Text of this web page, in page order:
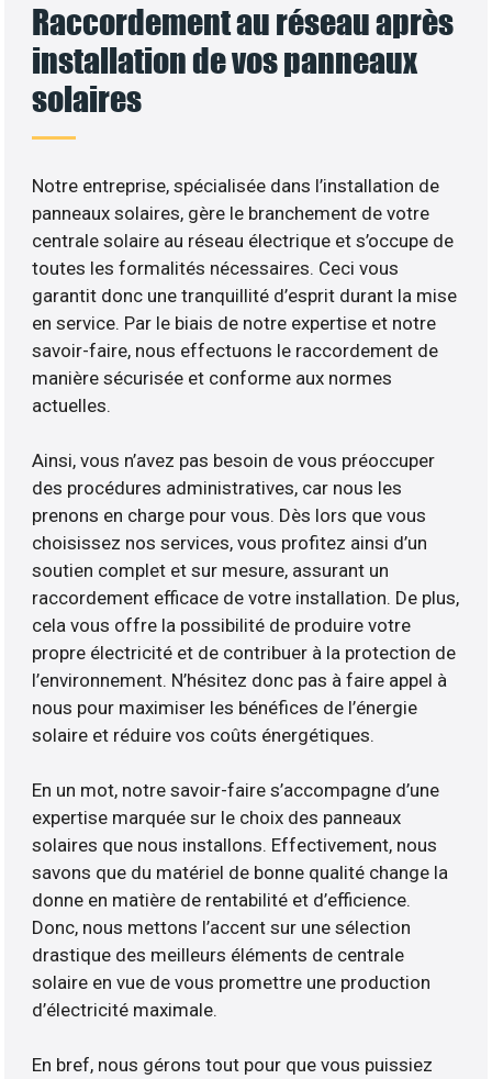
Raccordement au réseau après
installation de vos panneaux
solaires
Notre entreprise, spécialisée dans l’installation de
panneaux solaires, gère le branchement de votre
centrale solaire au réseau électrique et s’occupe de
toutes les formalités nécessaires. Ceci vous
garantit donc une tranquillité d’esprit durant la mise
en service. Par le biais de notre expertise et notre
savoir-faire, nous effectuons le raccordement de
manière sécurisée et conforme aux normes
actuelles.
Ainsi, vous n’avez pas besoin de vous préoccuper
des procédures administratives, car nous les
prenons en charge pour vous. Dès lors que vous
choisissez nos services, vous profitez ainsi d’un
soutien complet et sur mesure, assurant un
raccordement efficace de votre installation. De plus,
cela vous offre la possibilité de produire votre
propre électricité et de contribuer à la protection de
l’environnement. N’hésitez donc pas à faire appel à
nous pour maximiser les bénéfices de l’énergie
solaire et réduire vos coûts énergétiques.
En un mot, notre savoir-faire s’accompagne d’une
expertise marquée sur le choix des panneaux
solaires que nous installons. Effectivement, nous
savons que du matériel de bonne qualité change la
donne en matière de rentabilité et d’efficience.
Donc, nous mettons l’accent sur une sélection
drastique des meilleurs éléments de centrale
solaire en vue de vous promettre une production
d’électricité maximale.
En bref, nous gérons tout pour que vous puissiez